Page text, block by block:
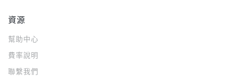
資源
幫助中心
費率說明
聯繫我們